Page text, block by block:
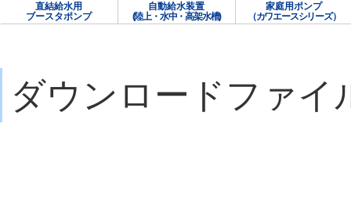
直結給水用
ブースタポンプ
自動給水装置
(陸上・水中・高架水槽)
家庭用ポンプ
（カワエースシリーズ）
ダウンロードファイ